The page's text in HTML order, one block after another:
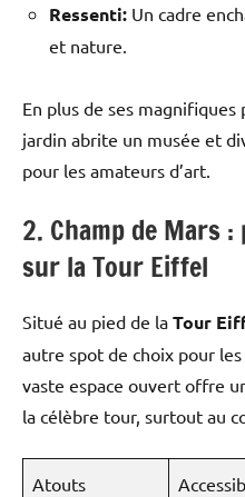
Ressenti: Un cadre
et nature.
En plus de ses
jardin abrite un musée et
pour les amateurs d’art.
2. Champ de Mars
sur la Tour Eiffel
Situé au pied de la Tour
autre spot de choix pour
vaste espace ouvert offre
la célèbre tour, surtout au
Atouts